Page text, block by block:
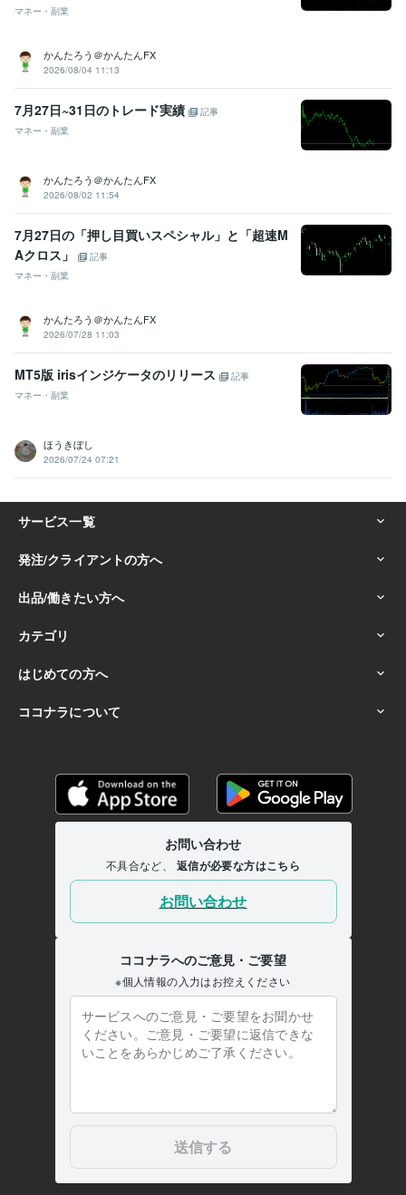
マネー・副業
かんたろう＠かんたんFX
2026/08/04 11:13
7月27日~31日のトレード実績
記事
マネー・副業
かんたろう＠かんたんFX
2026/08/02 11:54
7月27日の「押し目買いスペシャル」と「超速M
Aクロス」
記事
マネー・副業
かんたろう＠かんたんFX
2026/07/28 11:03
MT5版 irisインジケータのリリース
記事
マネー・副業
ほうきぼし
2026/07/24 07:21